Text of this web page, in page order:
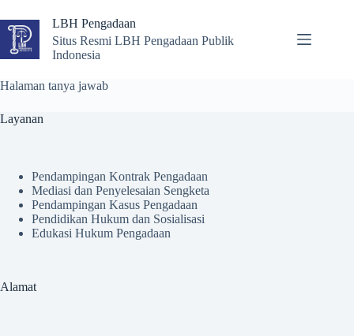
to
content
LBH Pengadaan
Situs Resmi LBH Pengadaan Publik
Indonesia
Halaman tanya jawab
Layanan
Pendampingan Kontrak Pengadaan
Mediasi dan Penyelesaian Sengketa
Pendampingan Kasus Pengadaan
Pendidikan Hukum dan Sosialisasi
Edukasi Hukum Pengadaan
Alamat